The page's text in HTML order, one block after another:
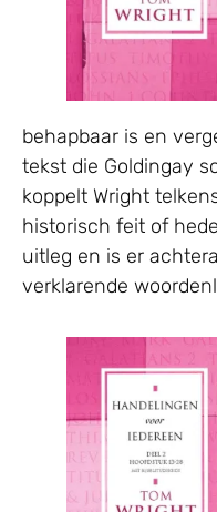
behapbaar is en
tekst die Goldingay
koppelt Wright
historisch feit of
uitleg en is er
verklarende